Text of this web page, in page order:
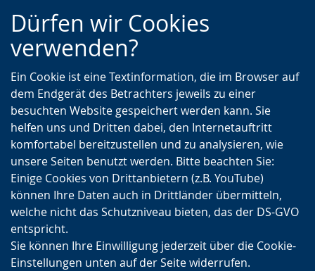
Zur
Hauptnavigation
Zur
Seitennavigation
Zum
Inhalt
Dürfen wir Cookies
verwenden?
Ein Cookie ist eine Textinformation, die im Browser auf
dem Endgerät des Betrachters jeweils zu einer
besuchten Website gespeichert werden kann. Sie
helfen uns und Dritten dabei, den Internetauftritt
komfortabel bereitzustellen und zu analysieren, wie
unsere Seiten benutzt werden. Bitte beachten Sie:
Einige Cookies von Drittanbietern (z.B. YouTube)
können Ihre Daten auch in Drittländer übermitteln,
welche nicht das Schutzniveau bieten, das der DS-GVO
entspricht.
Sie können Ihre Einwilligung jederzeit über die Cookie-
Einstellungen unten auf der Seite widerrufen.